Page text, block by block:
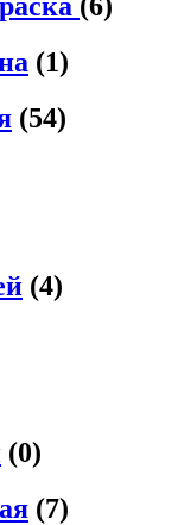
(6)
(1)
(54)
(4)
(0)
(7)